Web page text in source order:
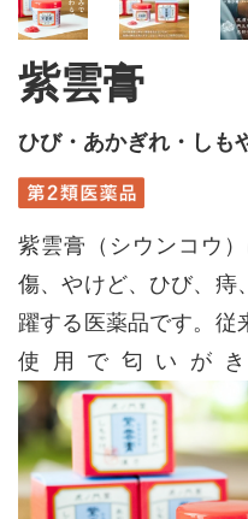
紫雲膏
ひび・あかぎれ・しも
紫雲膏（シウンコウ
傷、やけど、ひび、痔
躍する医薬品です。従
使用で匂いが